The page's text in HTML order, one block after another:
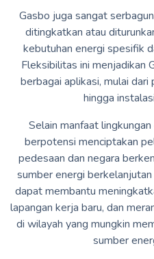
Gasbo juga sangat
ditingkatkan atau
kebutuhan energi spesifik
Fleksibilitas ini menjadikan
berbagai aplikasi, mulai
hingga
Selain manfaat
berpotensi menciptakan
pedesaan dan negara
sumber energi
dapat membantu
lapangan kerja baru, dan
di wilayah yang mungkin
sumber